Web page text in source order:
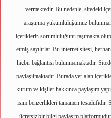
vermektedir. Bu nedenle, sitedeki
araştırma yükümlülüğümüz
içeriklerin sorumluluğunu taşımakta
etmiş sayılırlar. Bu internet sitesi,
hiçbir bağlantısı bulunmamaktadır.
paylaşılmaktadır. Burada yer alan
kurum ve kişiler hakkında paylaşım
isim benzerlikleri tamamen tesadüfidir.
ücretsiz bir bilgi paylaşım